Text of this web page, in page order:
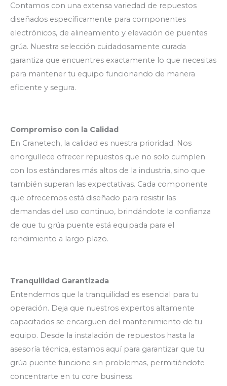
Contamos con una extensa variedad de repuestos
diseñados específicamente para componentes
electrónicos, de alineamiento y elevación de puentes
grúa. Nuestra selección cuidadosamente curada
garantiza que encuentres exactamente lo que necesitas
para mantener tu equipo funcionando de manera
eficiente y segura.
Compromiso con la Calidad
En Cranetech, la calidad es nuestra prioridad. Nos
enorgullece ofrecer repuestos que no solo cumplen
con los estándares más altos de la industria, sino que
también superan las expectativas. Cada componente
que ofrecemos está diseñado para resistir las
demandas del uso continuo, brindándote la confianza
de que tu grúa puente está equipada para el
rendimiento a largo plazo.
Tranquilidad Garantizada
Entendemos que la tranquilidad es esencial para tu
operación. Deja que nuestros expertos altamente
capacitados se encarguen del mantenimiento de tu
equipo. Desde la instalación de repuestos hasta la
asesoría técnica, estamos aquí para garantizar que tu
grúa puente funcione sin problemas, permitiéndote
concentrarte en tu core business.